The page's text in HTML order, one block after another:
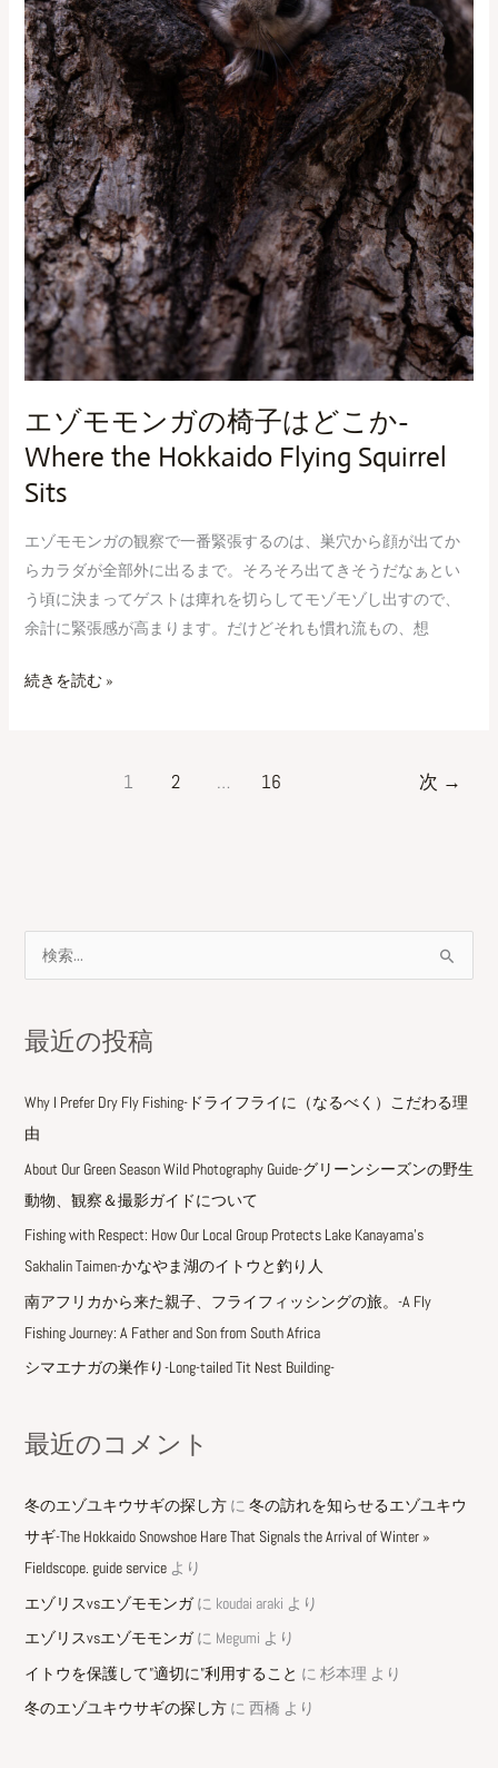
エゾモモンガの椅子はどこか-
Where the Hokkaido Flying Squirrel
Sits
エゾモモンガの観察で一番緊張するのは、巣穴から顔が出てか
らカラダが全部外に出るまで。そろそろ出てきそうだなぁとい
う頃に決まってゲストは痺れを切らしてモゾモゾし出すので、
余計に緊張感が高まります。だけどそれも慣れ流もの、想
ど
こ
か-
Where
the
Hokkaido
Flying
Squirrel
Sits
続きを読む »
1 2 … 16 次 →
象
最近の投稿
Why I Prefer Dry Fly Fishing-ドライフライに（なるべく）こだわる理
由
About Our Green Season Wild Photography Guide-グリーンシーズンの野生
動物、観察＆撮影ガイドについて
Fishing with Respect: How Our Local Group Protects Lake Kanayama’s
Sakhalin Taimen-かなやま湖のイトウと釣り人
南アフリカから来た親子、フライフィッシングの旅。-A Fly
Fishing Journey: A Father and Son from South Africa
シマエナガの巣作り-Long-tailed Tit Nest Building-
最近のコメント
冬のエゾユキウサギの探し方に 冬の訪れを知らせるエゾユキウ
サギ-The Hokkaido Snowshoe Hare That Signals the Arrival of Winter »
Fieldscope. guide serviceより
エゾリスvsエゾモモンガに koudai araki より
エゾリスvsエゾモモンガに Megumi より
イトウを保護して”適切に”利用すること に 杉本理 より
冬のエゾユキウサギの探し方に 西橋 より